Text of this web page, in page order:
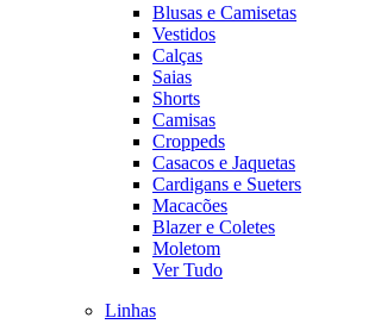
Blusas e Camisetas
Vestidos
Calças
Saias
Shorts
Camisas
Croppeds
Casacos e Jaquetas
Cardigans e Sueters
Macacões
Blazer e Coletes
Moletom
Ver Tudo
Linhas